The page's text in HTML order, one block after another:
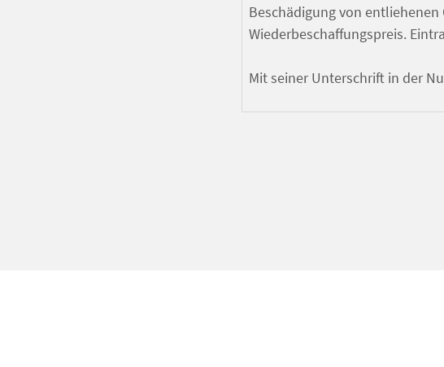
Beschädigung von
Wiederbeschaffungspreis.
Mit seiner Unterschrift in der